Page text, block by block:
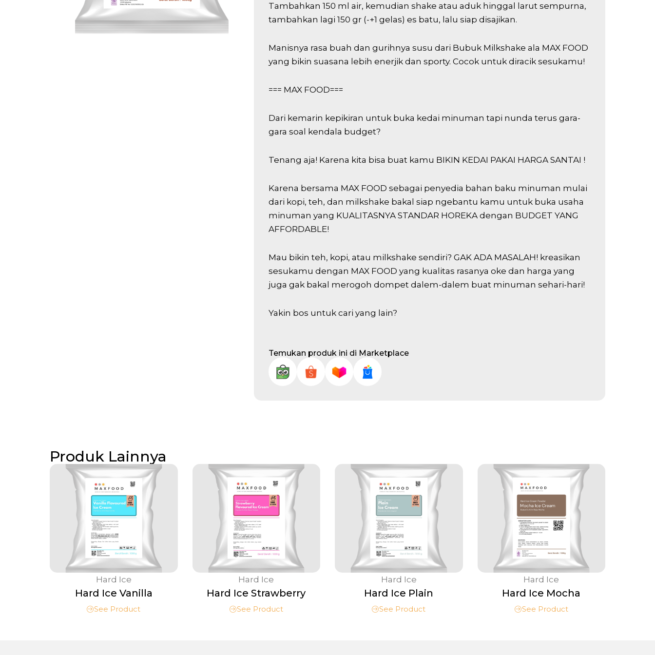
Tambahkan 150 ml air, kemudian shake atau aduk hinggal larut sempurna,
tambahkan lagi 150 gr (-+1 gelas) es batu, lalu siap disajikan.
Manisnya rasa buah dan gurihnya susu dari Bubuk Milkshake ala MAX FOOD
yang bikin suasana lebih enerjik dan sporty. Cocok untuk diracik sesukamu!
=== MAX FOOD===
Dari kemarin kepikiran untuk buka kedai minuman tapi nunda terus gara-
gara soal kendala budget?
Tenang aja! Karena kita bisa buat kamu BIKIN KEDAI PAKAI HARGA SANTAI !
Karena bersama MAX FOOD sebagai penyedia bahan baku minuman mulai
dari kopi, teh, dan milkshake bakal siap ngebantu kamu untuk buka usaha
minuman yang KUALITASNYA STANDAR HOREKA dengan BUDGET YANG
AFFORDABLE!
Mau bikin teh, kopi, atau milkshake sendiri? GAK ADA MASALAH! kreasikan
sesukamu dengan MAX FOOD yang kualitas rasanya oke dan harga yang
juga gak bakal merogoh dompet dalem-dalem buat minuman sehari-hari!
Yakin bos untuk cari yang lain?
Temukan produk ini di Marketplace
Produk Lainnya
Hard Ice
Hard Ice Vanilla
See Product
Hard Ice
Hard Ice Strawberry
See Product
Hard Ice
Hard Ice Plain
See Product
Hard Ice
Hard Ice Mocha
See Product